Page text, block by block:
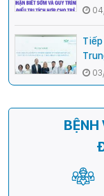
cho
BỆNH